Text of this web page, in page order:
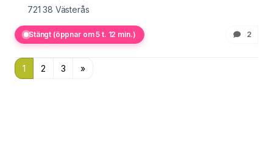
721 38 Västerås
Stängt (öppnar om 5 t. 12 min.) 2
1 2 3 »